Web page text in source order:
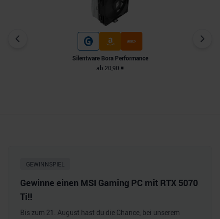
Silentware Bora Performance
ab 20,90 €
GEWINNSPIEL
Gewinne einen MSI Gaming PC mit RTX 5070
Ti!!
Bis zum 21. August hast du die Chance, bei unserem